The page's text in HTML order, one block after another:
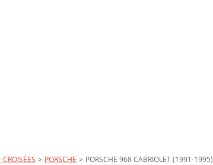
> PORSCHE > PORSCHE 968 CABRIOLET (1991-1995)